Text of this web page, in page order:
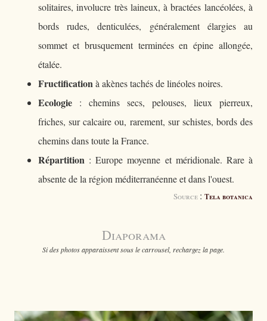
solitaires, involucre très laineux, à bractées lancéolées, à
bords rudes, denticulées, généralement élargies au
sommet et brusquement terminées en épine allongée,
étalée.
Fructificationà akènes tachés de linéoles noires.
Ecologie : chemins secs, pelouses, lieux pierreux,
friches, sur calcaire ou, rarement, sur schistes, bords des
chemins dans toute la France.
Répartition : Europe moyenne et méridionale. Rare à
absente de la région méditerranéenne et dans l'ouest.
Source : Tela botanica
Diaporama
Si des photos apparaissent sous le carrousel, rechargez la page.